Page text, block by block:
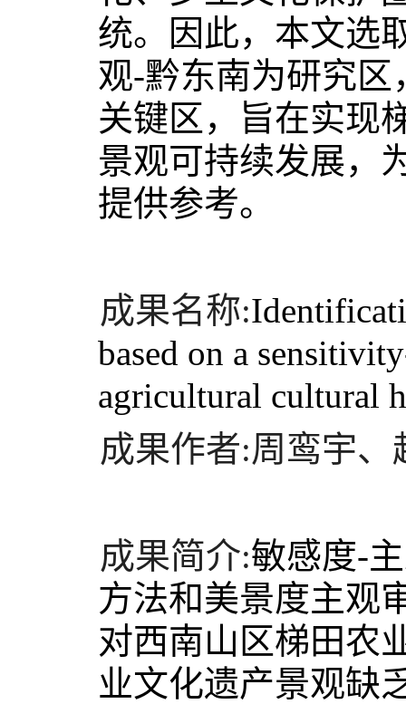
统。因此，本文选
观-黔东南为研究
关键区，旨在实现
景观可持续发展，
提供参考。
成果名称:
based on a
agricultural cultural
成果作者:周鸾宇、
成果简介:敏感度-
方法和美景度主观
对西南山区梯田农
业文化遗产景观缺